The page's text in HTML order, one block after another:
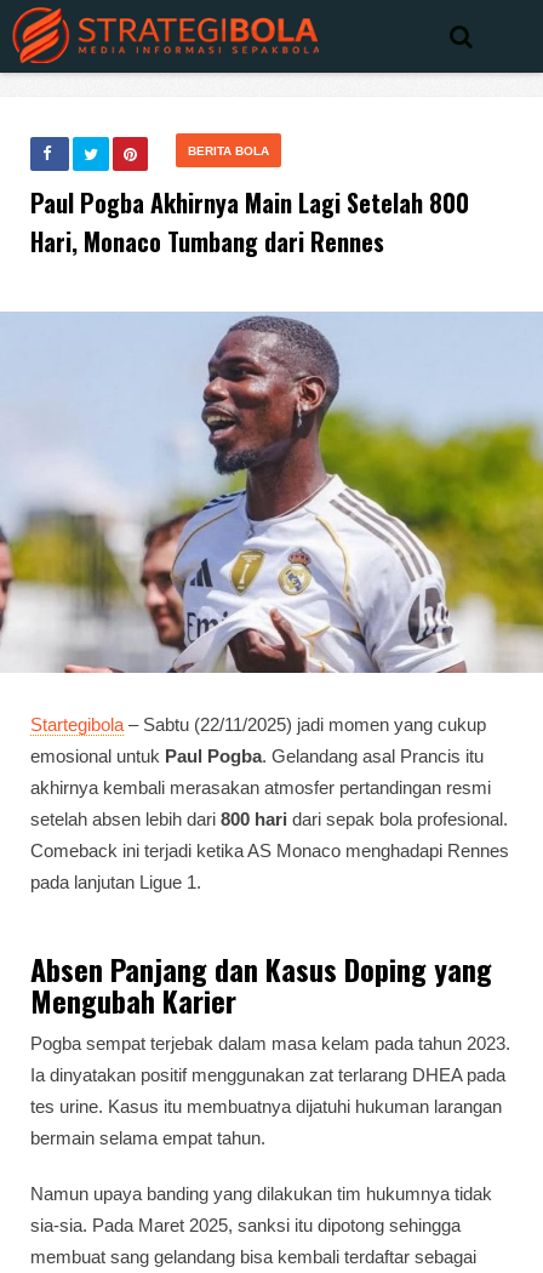
BERITA BOLA
Paul Pogba Akhirnya Main Lagi Setelah 800
Hari, Monaco Tumbang dari Rennes
Startegibola – Sabtu (22/11/2025) jadi momen yang cukup
emosional untuk Paul Pogba. Gelandang asal Prancis itu
akhirnya kembali merasakan atmosfer pertandingan resmi
setelah absen lebih dari 800 hari dari sepak bola profesional.
Comeback ini terjadi ketika AS Monaco menghadapi Rennes
pada lanjutan Ligue 1.
Absen Panjang dan Kasus Dop­ing yang
Mengubah Karier
Pogba sempat terjebak dalam masa kelam pada tahun 2023.
Ia dinyatakan positif menggunakan zat terlarang DHEA pada
tes urine. Kasus itu membuatnya dijatuhi hukuman larangan
bermain selama empat tahun.
Namun upaya banding yang dilakukan tim hukumnya tidak
sia-sia. Pada Maret 2025, sanksi itu dipotong sehingga
membuat sang gelandang bisa kembali terdaftar sebagai